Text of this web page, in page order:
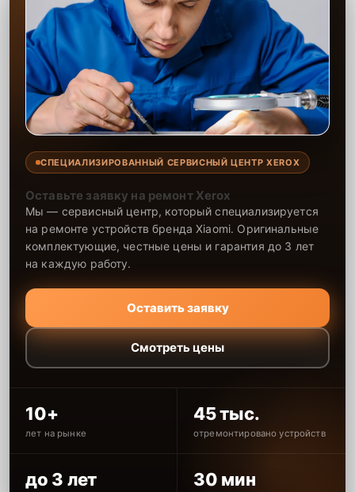
СПЕЦИАЛИЗИРОВАННЫЙ СЕРВИСНЫЙ ЦЕНТР XEROX
Оставьте заявку на ремонт Xerox
Мы — сервисный центр, который специализируется
на ремонте устройств бренда Xiaomi. Оригинальные
комплектующие, честные цены и гарантия до 3 лет
на каждую работу.
Оставить заявку
Смотреть цены
10+
лет на рынке
45 тыс.
отремонтировано устройств
до 3 лет 30 мин